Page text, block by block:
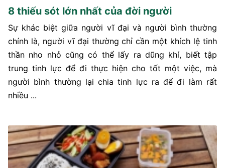
8 thiếu sót lớn nhất của đời người
Sự khác biệt giữa người vĩ đại và người bình thường
chính là, người vĩ đại thường chỉ cần một khích lệ tinh
thần nho nhỏ cũng có thể lấy ra dũng khí, biết tập
trung tinh lực để đi thực hiện cho tốt một việc, mà
người bình thường lại chia tinh lực ra để đi làm rất
nhiều ...